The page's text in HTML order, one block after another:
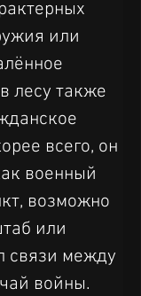
или
лесу также
всего, он
военный
возможно
или
связи между
войны.